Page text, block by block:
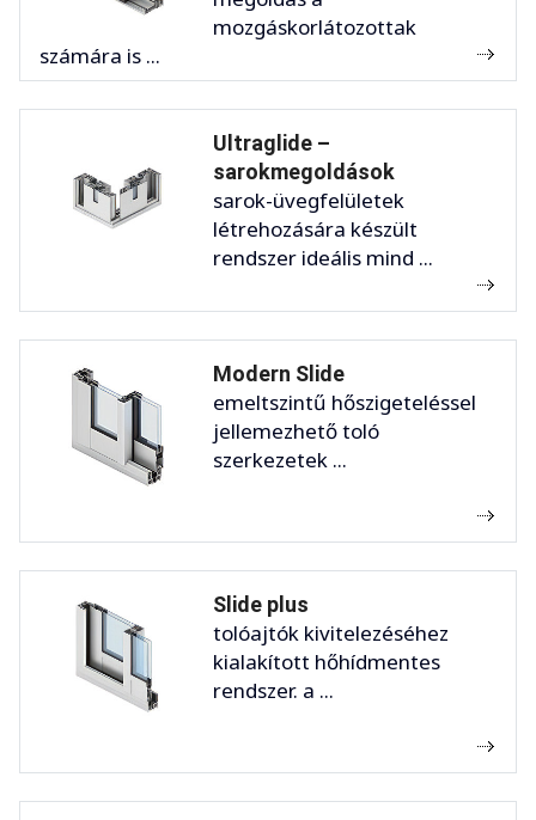
mozgáskorlátozottak
számára is ...
Ultraglide –
sarokmegoldások
sarok-üvegfelületek
létrehozására készült
rendszer ideális mind ...
Modern Slide
emeltszintű hőszigeteléssel
jellemezhető toló
szerkezetek ...
Slide plus
tolóajtók kivitelezéséhez
kialakított hőhídmentes
rendszer. a ...